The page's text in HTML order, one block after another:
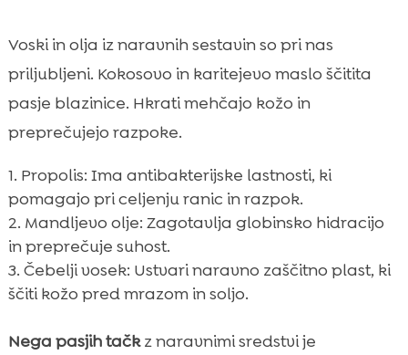
Voski in olja iz naravnih sestavin so pri nas
priljubljeni. Kokosovo in karitejevo maslo ščitita
pasje blazinice. Hkrati mehčajo kožo in
preprečujejo razpoke.
Propolis: Ima antibakterijske lastnosti, ki
pomagajo pri celjenju ranic in razpok.
Mandljevo olje: Zagotavlja globinsko hidracijo
in preprečuje suhost.
Čebelji vosek: Ustvari naravno zaščitno plast, ki
ščiti kožo pred mrazom in soljo.
Nega pasjih tačkz naravnimi sredstvi je